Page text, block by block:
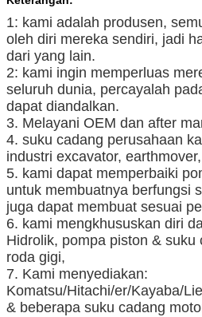
1: kami adalah produsen,
oleh diri mereka sendiri, jadi
dari yang lain.
2: kami ingin memperluas
seluruh dunia, percayalah
dapat diandalkan.
3. Melayani OEM dan after
4. suku cadang perusahaan
industri excavator,
5. kami dapat memperbaiki
untuk membuatnya berfungsi
juga dapat membuat sesuai
6. kami mengkhususkan diri
Hidrolik, pompa piston & suku
roda gigi,
7. Kami menyediakan:
Komatsu/Hitachi/er/Kayaba/
& beberapa suku cadang